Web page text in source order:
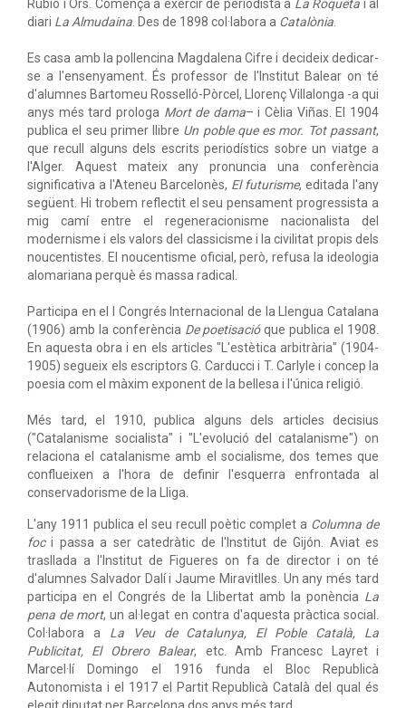
Rubió i Ors. Comença a exercir de periodista a La Roqueta i al
diari La Almudaina . Des de 1898 col·labora a Catalònia
Es casa amb la pollencina Magdalena Cifre i decideix dedicar-
se a l'ensenyament. És professor de l'Institut Balear on té
d'alumnes Bartomeu Rosselló-Pòrcel, Llorenç Villalonga -a qui
anys més tard prologa Mort de dama– i Cèlia Viñas. El 1904
publica el seu primer llibre Un poble que es mor. Tot passant,
que recull alguns dels escrits periodístics sobre un viatge a
l'Alger. Aquest mateix any pronuncia una conferència
significativa a l'Ateneu Barcelonès, El futurisme, editada l'any
següent. Hi trobem reflectit el seu pensament progressista a
mig camí entre el regeneracionisme nacionalista del
modernisme i els valors del classicisme i la civilitat propis dels
noucentistes. El noucentisme oficial, però, refusa la ideologia
alomariana perquè és massa radical.
Participa en el I Congrés Internacional de la Llengua Catalana
(1906) amb la conferència De poetisacióque publica el 1908.
En aquesta obra i en els articles "L'estètica arbitrària" (1904-
1905) segueix els escriptors G. Carducci i T. Carlyle i concep la
poesia com el màxim exponent de la bellesa i l'única religió.
Més tard, el 1910, publica alguns dels articles decisius
("Catalanisme socialista" i "L'evolució del catalanisme") on
relaciona el catalanisme amb el socialisme, dos temes que
conflueixen a l'hora de definir l'esquerra enfrontada al
conservadorisme de la Lliga.
L'any 1911 publica el seu recull poètic complet a Columna de
foci passa a ser catedràtic de l'Institut de Gijón. Aviat es
trasllada a l'Institut de Figueres on fa de director i on té
d'alumnes Salvador Dalí i Jaume Miravitlles. Un any més tard
participa en el Congrés de la Llibertat amb la ponència La
pena de mort, un al·legat en contra d'aquesta pràctica social.
Col·labora a La Veu de Catalunya, El Poble Català, La
Publicitat, El Obrero Balear, etc. Amb Francesc Layret i
Marcel·lí Domingo el 1916 funda el Bloc Republicà
Autonomista i el 1917 el Partit Republicà Català del qual és